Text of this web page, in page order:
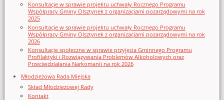
Konsultacje w sprawie projektu uchwały Rocznego Programu
Współpracy Gminy Olsztynek z organizacjami pozarządowymi na rok
2025
Konsultacje w sprawie projektu uchwały Rocznego Programu
Współpracy Gminy Olsztynek z organizacjami pozarządowymi na rok
2026
Konsultacje społeczne w sprawie przyjęcia Gminnego Programu
Profilaktyki i Rozwiązywania Problemów Alkoholowych oraz
Przeciwdziałania Narkomanii na rok 2026
Młodzieżowa Rada Miejska
Skład Młodzieżowej Rady
Kontakt